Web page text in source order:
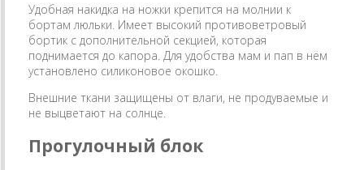
Удобная накидка на ножки крепится на молнии к
бортам люльки. Имеет высокий противоветровый
бортик с дополнительной секцией, которая
поднимается до капора. Для удобства мам и пап в нём
установлено силиконовое окошко.
Внешние ткани защищены от влаги, не продуваемые и
не выцветают на солнце.
Прогулочный блок